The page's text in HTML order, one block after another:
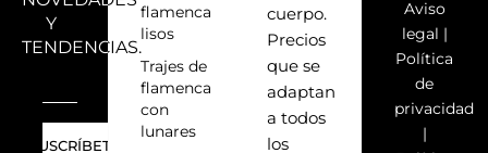
Y
TENDENCIAS.
flamenca
lisos
Trajes de
flamenca
con
lunares
cuerpo.
Precios
que se
adaptan
a todos
los
Aviso
legal |
Política
de
privacidad
|